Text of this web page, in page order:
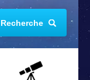
Recherche